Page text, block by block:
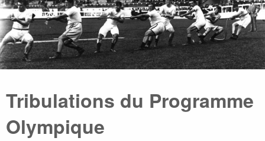
Tribulations du Programme
Olympique